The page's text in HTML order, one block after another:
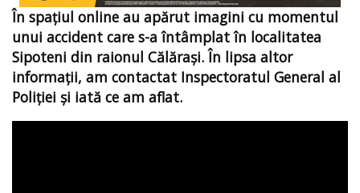
În spațiul online au apărut imagini cu momentul
unui accident care s-a întâmplat în localitatea
Sipoteni din raionul Călărași. În lipsa altor
informații, am contactat Inspectoratul General al
Poliției și iată ce am aflat.